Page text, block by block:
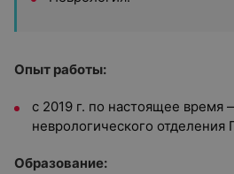
Опыт работы:
с 2019 г. по настоящее время
неврологического
Образование: